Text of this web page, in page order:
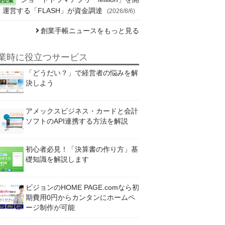
運営する「FLASH」が資金調達
(2026/8/6)
創業手帳ニュースをもっと見る
時に役立つサービス
「どうだい？」で経営者の悩みを解
決しよう
アメックスビジネス・カードと会計
ソフトのAPI連携する方法を解説
初心者必見！「決算書の作り方」基
礎知識を解説します
ビジョンのHOME PAGE.comなら初
期費用0円からカンタンにホームペ
ージ制作が可能